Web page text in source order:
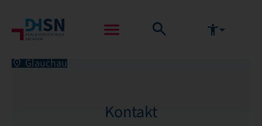
Glauchau
Kontakt